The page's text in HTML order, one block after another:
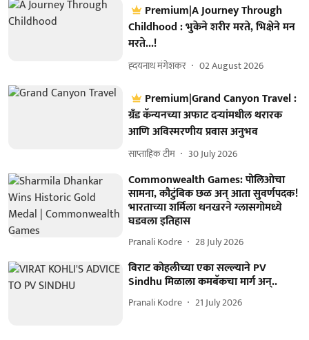
Premium|A Journey Through
Childhood : भुकेने शरीर मरते, भिक्षेने मन
मरते...!
ह्दयनाथ मंगेशकर 02 August 2026
Premium|Grand Canyon Travel :
ग्रँड कॅन्यनच्या अफाट दऱ्यांमधील थरारक
आणि अविस्मरणीय प्रवास अनुभव
साप्ताहिक टीम 30 July 2026
Commonwealth Games: पोलिओचा
सामना, कौटुंबिक छळ अन् आता सुवर्णपदक!
भारताच्या शर्मिला धनखरने ग्लासगोमध्ये
घडवला इतिहास
Pranali Kodre 28 July 2026
विराट कोहलीच्या एका सल्ल्याने PV
Sindhu मिळाला कमबॅकचा मार्ग अन्..
Pranali Kodre 21 July 2026